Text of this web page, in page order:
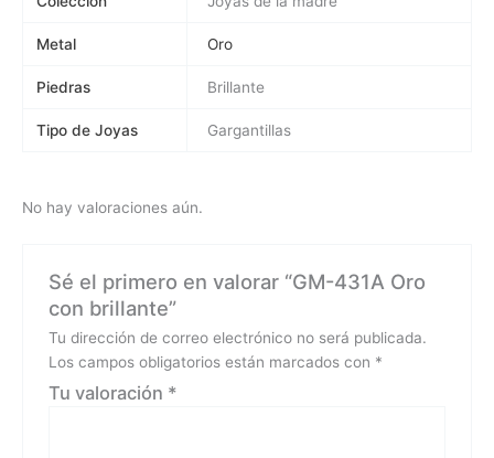
Metal Oro
Piedras Brillante
Tipo de Joyas Gargantillas
No hay valoraciones aún.
Sé el primero en valorar “GM-431A Oro
con brillante”
Tu dirección de correo electrónico no será publicada.
Los campos obligatorios están marcados con *
Tu valoración *